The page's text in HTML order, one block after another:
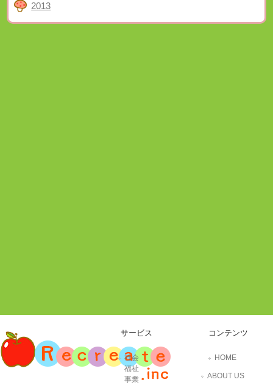
2013
サービス
社会
福祉
事業
コンテンツ
HOME
ABOUT US